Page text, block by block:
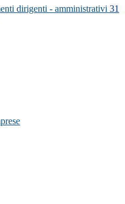
dirigenti - amministrativi 31